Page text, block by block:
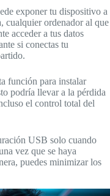
exponer tu dispositivo a
cualquier ordenador al que
acceder a tus datos
si conectas tu
función para instalar
podría llevar a la pérdida
el control total del
USB solo cuando
vez que se haya
puedes minimizar los